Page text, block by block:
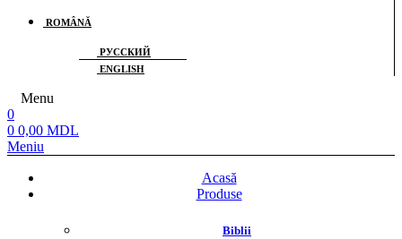
ROMÂNĂ
РУССКИЙ
ENGLISH
Menu
0
0 0,00 MDL
Meniu
Acasă
Produse
Biblii